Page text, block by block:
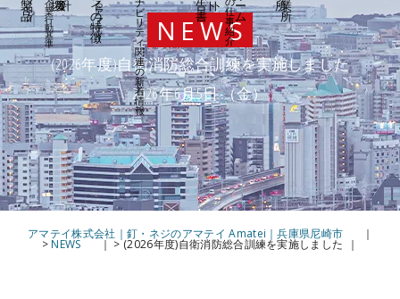
製
品
ロ
グ
企
業
行
動
基
準
拶
要
針 イ
の
特
徴
る
ア
マ
テ
イ
ビ
リ
テ
ィ
関
連
の
新
着
情
報
告
書
ト
ト仕
事
紹
介
ー
ム
所
業
所
NEWS
(2026年度)自衛消防総合訓練を実施しました
2026年6月5日 （金）
アマテイ株式会社｜釘・ネジのアマテイ Amatei｜兵庫県尼崎市
> NEWS >(2026年度)自衛消防総合訓練を実施しました